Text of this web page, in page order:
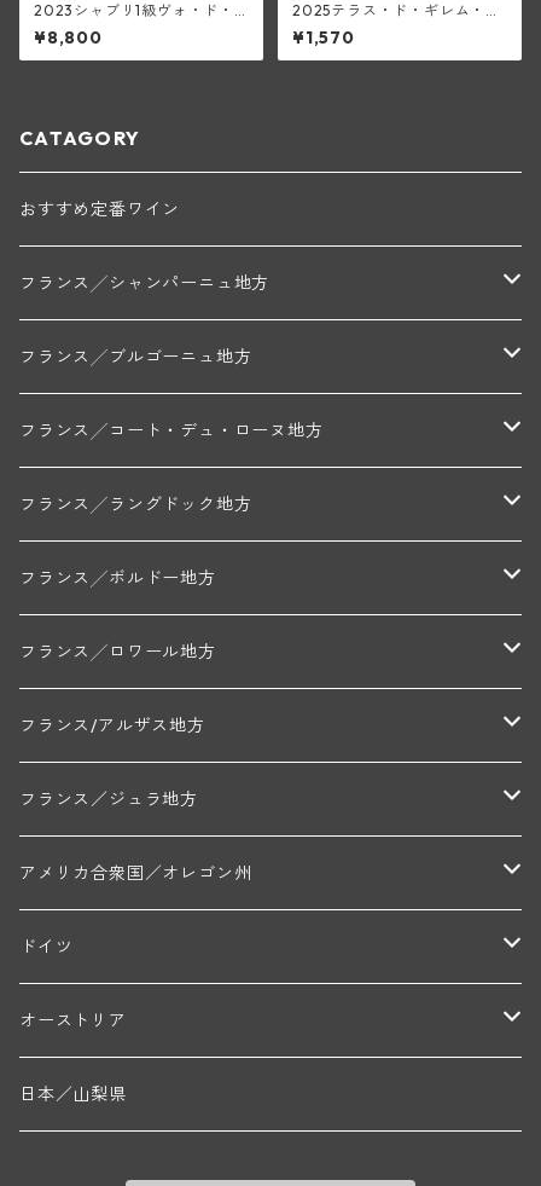
2023シャブリ1級ヴォ・ド・
ヴェイ(アラン・マティアス)
¥8,800
2025テラス・ド・ギレム・シ
ャルドネ<ペイ・ドック>(ムー
ラン・ド・ガサック)
¥1,570
CATAGORY
おすすめ定番ワイン
フランス╱シャンパーニュ地方
モンターニュ・ド・ランス
トリシェ・ディディエ
コート・デ・ブラン
ミッシェル・ジュネ
フランス╱ブルゴーニュ地方
シャブリ地区
プティ・ポンティニィ(シャブリ)
アラン・マティアス(トネロワ)
コート・ド・ニュイ地区
クロード・デュガ(ジュヴレ・シャンベルタン)
セラファン・ペール・エ・フィス(ジュヴレ・シャンベルタン)
エマニュエル・ルジェ(フラジェ・エシェゾー)
ニコラ・ルジェ(フラジェ・エシェゾー)
コート・ド・ボーヌ地区
フランソワーズ・ジャニアール(ペルナン・ヴェルジュレス)
マルキ・ダンジェルヴィル(ヴォルネー)
ドニ・ペール・エ・フィス(ペルナン・ヴェルジュレス)
コント・ラフォン(ムルソー)
コート・シャロネーズ地区
ロワイエ(コート・デュ・クーショワ)
A&Pド・ヴィレーヌ(ブーズロン)
マコネ地区
マンシア・ポンセ(シャントレ)
ボージョレ地区
フランク・ジュイヤール(ジュリエナ)
ギイ・ブルトン(モルゴン)
フランス╱コート・デュ・ローヌ地方
北部地区
ジャン・ルイ・シャーヴ(エルミタージュ)
ジャン・ルイ・シャーヴ・セレクション(エルミタージュ)
南部地区
ル・ヴュー・ドンジョン(シャトーヌフ・デュ・パプ)
シャトー・ライヤ(シャトーヌフ・デュ・パプ)
フランス╱ラングドック地方
コトー・デュ・ラングドック地区
ド・ロルチュ(ヴァルフローネ)
ヴァン・ド・ペイ・ド・レロー
ムーラン・ド・ガサック
フランス╱ボルドー地方
アントル・ドゥー・メール地区
シャトー・レストリーユ
メドック地区
シャトー・ル・タンプル
フランス╱ロワール地方
ペイ・ナンテ地区
デ・オー・ペミオン(ムスカデ)
サントル・ニヴェルネ地区
ディディエ・ダグノー(プイィ・フュメ)
レジス・ミネ(プイィ・フュメ)
トゥーレーヌ地区
ド・ラ・ノブレ(シノン)
フランス/アルザス地方
ロリー・ガスマン
フランス／ジュラ地方
アルボワ
ペリカン
アメリカ合衆国／オレゴン州
ウィラメット・ヴァレー
ニコラ・ジェイ
ドイツ
ラインガウ
ゲオルグ・ブロイヤー
フランケン
オーストリア
テルメンレギオン
日本／山梨県